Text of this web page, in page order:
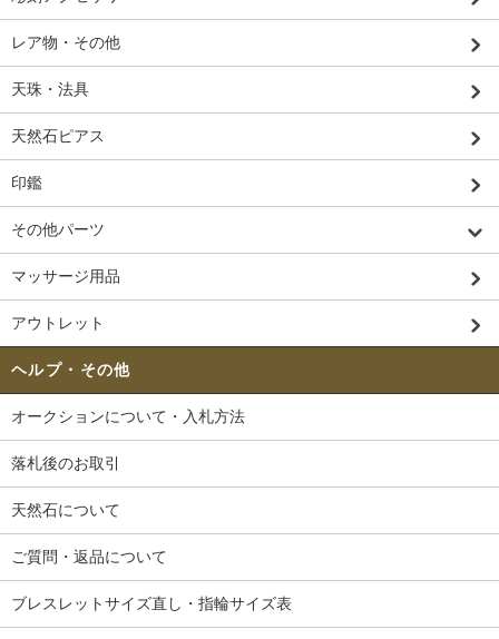
レア物・その他
天珠・法具
天然石ピアス
印鑑
その他パーツ
マッサージ用品
アウトレット
ヘルプ・その他
オークションについて・入札方法
落札後のお取引
天然石について
ご質問・返品について
ブレスレットサイズ直し・指輪サイズ表